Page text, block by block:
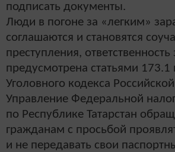
подписать документы.
Люди в погоне за «легким»
соглашаются и становятся
преступления, ответственность
предусмотрена статьями 173.1
Уголовного кодекса
Управление Федеральной
по Республике Татарстан
гражданам с просьбой
и не передавать свои